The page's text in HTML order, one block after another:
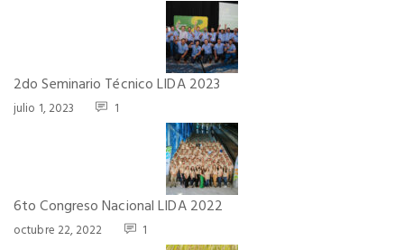
2do Seminario Técnico LIDA 2023
julio 1, 2023 1
6to Congreso Nacional LIDA 2022
octubre 22, 2022 1